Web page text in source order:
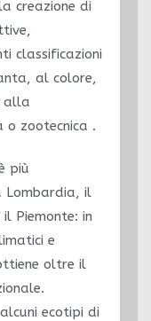
creazione di
classificazioni
al colore,
alla
o zootecnica .
più
Lombardia, il
Piemonte: in
e
oltre il
ecotipi di